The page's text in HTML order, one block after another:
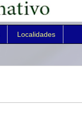
Localidades